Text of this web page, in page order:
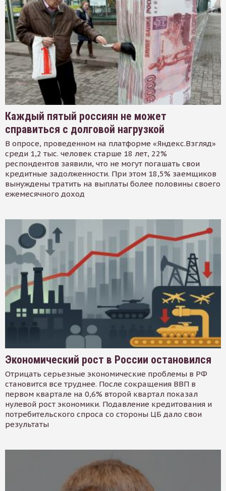
Каждый пятый россиян не может
справиться с долговой нагрузкой
В опросе, проведенном на платформе «Яндекс.Взгляд»
среди 1,2 тыс. человек старше 18 лет, 22%
респондентов заявили, что не могут погашать свои
кредитные задолженности. При этом 18,5% заемщиков
вынуждены тратить на выплаты более половины своего
ежемесячного доход
Экономический рост в России остановился
Отрицать серьезные экономические проблемы в РФ
становится все труднее. После сокращения ВВП в
первом квартале на 0,6% второй квартал показал
нулевой рост экономики. Подавление кредитования и
потребительского спроса со стороны ЦБ дало свои
результаты